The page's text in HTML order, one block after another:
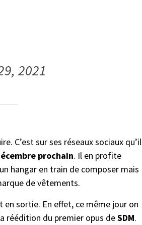
2021
C’est sur ses réseaux sociaux qu’il
prochain. Il en profite
hangar en train de composer mais
de vêtements.
sortie. En effet, ce même jour on
réédition du premier opus deSDM.